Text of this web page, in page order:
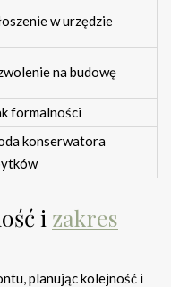
w urzędzie
na budowę
formalności
konserwatora
i zakres
planując kolejność i